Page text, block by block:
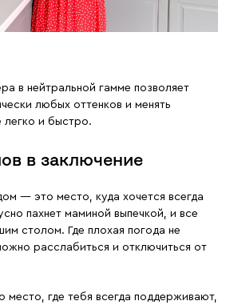
в нейтральной гамме позволяет
любых оттенков и менять
легко и быстро.
в заключение
— это место, куда хочется всегда
пахнет маминой выпечкой, и все
столом. Где плохая погода не
расслабиться и отключиться от
где тебя всегда поддерживают,